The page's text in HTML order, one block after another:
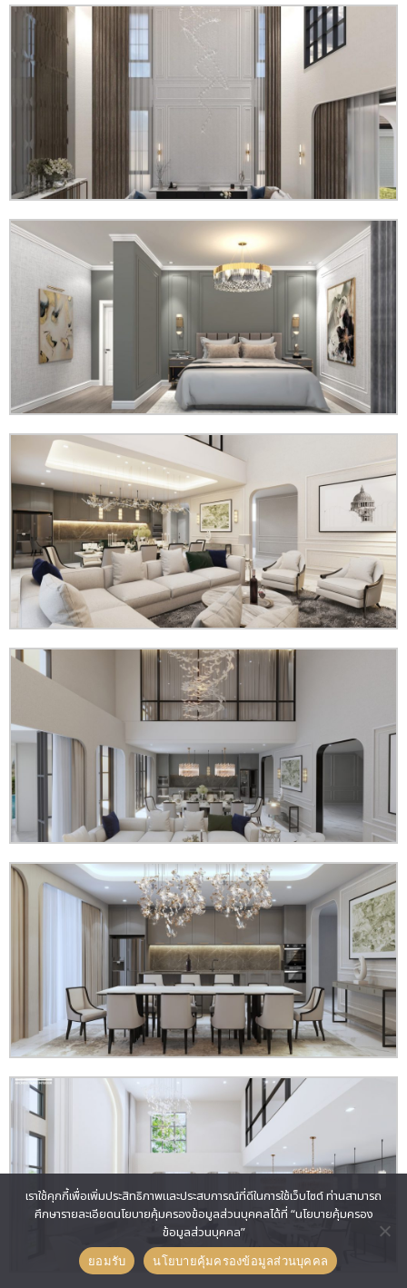
เราใช้คุกกี้เพื่อเพิ่มประสิทธิภาพและประสบการณ์ที่ดีในการใช้เว็บไซต์ ท่านสามารถ
ศึกษารายละเอียดนโยบายคุ้มครองข้อมูลส่วนบุคคลได้ที่ “นโยบายคุ้มครอง
ข้อมูลส่วนบุคคล”
ยอมรับ นโยบายคุ้มครองข้อมูลส่วนบุคคล